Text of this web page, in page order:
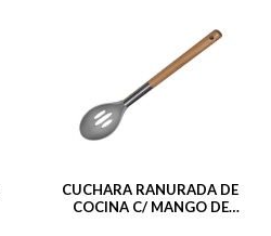
CUCHARA RANURADA DE
COCINA C/ MANGO DE